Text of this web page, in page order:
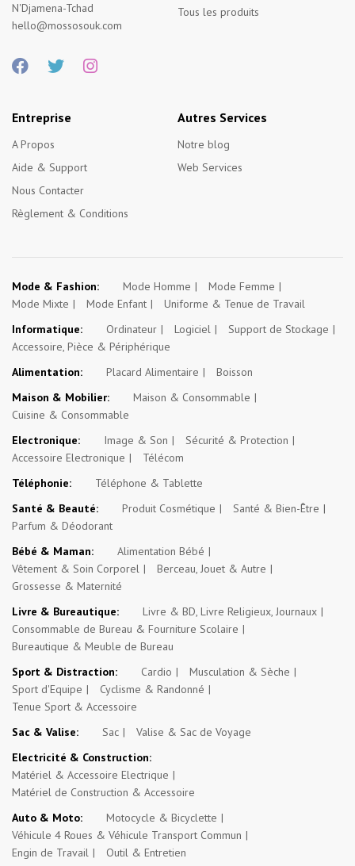
N'Djamena-Tchad
hello@mossosouk.com
Tous les produits
Entreprise
A Propos
Aide & Support
Nous Contacter
Règlement & Conditions
Autres Services
Notre blog
Web Services
Mode & Fashion: Mode Homme
Mode Femme
Mode Mixte
Mode Enfant
Uniforme & Tenue de Travail
Informatique:
Ordinateur Logiciel
Support de Stockage
Accessoire, Pièce & Périphérique
Alimentation:
Placard Alimentaire
Boisson
Maison & Mobilier:
Maison & Consommable
Cuisine & Consommable
Electronique:
Image & Son
Sécurité & Protection
Accessoire Electronique
Télécom
Téléphonie:
Téléphone & Tablette
Santé & Beauté:
Produit Cosmétique
Santé & Bien-Être
Parfum & Déodorant
Bébé & Maman:
Alimentation Bébé
Vêtement & Soin Corporel
Berceau, Jouet & Autre
Grossesse & Maternité
Livre & Bureautique:
Livre & BD, Livre Religieux, Journaux
Consommable de Bureau & Fourniture Scolaire
Bureautique & Meuble de Bureau
Sport & Distraction:
Cardio
Musculation & Sèche
Sport d'Equipe
Cyclisme & Randonné
Tenue Sport & Accessoire
Sac & Valise:
Sac
Valise & Sac de Voyage
Electricité & Construction:
Matériel & Accessoire Electrique
Matériel de Construction & Accessoire
Auto & Moto:
Motocycle & Bicyclette
Véhicule 4 Roues & Véhicule Transport Commun
Engin de Travail
Outil & Entretien